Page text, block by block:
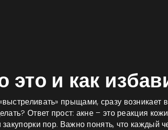
это и как
прыщами, сразу возникает
Ответ прост: акне – это реакция
закупорки пор. Важно понять, что каждый